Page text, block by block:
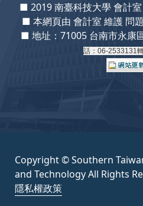
■ 2019 南臺科技大學 會計室
■ 本網頁由 會計室 維護 問
■ 地址：71005 台南市永康
話：06-2533131
Copyright © Southern
and Technology All Rights
隱私權政策